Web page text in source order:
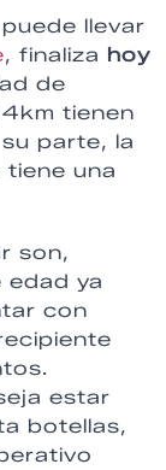
llevar
, finaliza hoy
de
tienen
parte, la
una
son,
edad ya
con
estar
botellas,